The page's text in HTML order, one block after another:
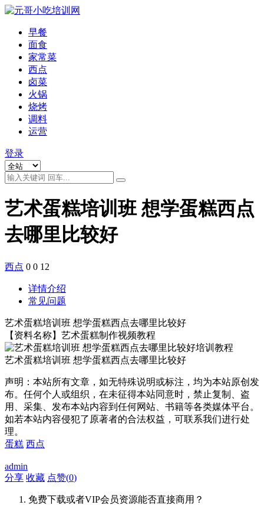
早餐
面食
家常菜
西点
卤菜
火锅
烧烤
调料
运营
登录
艺术蛋糕培训班 想学蛋糕西点
去哪里比较好
西点 0 0 12
详情介绍
常见问题
艺术蛋糕培训班 想学蛋糕西点去哪里比较好
【资料名称】艺术蛋糕制作视频教程
艺术蛋糕培训班 想学蛋糕西点去哪里比较好
声明：本站所有文章，如无特殊说明或标注，均为本站原创发
布。任何个人或组织，在未征得本站同意时，禁止复制、盗
用、采集、发布本站内容到任何网站、书籍等各类媒体平台。
如若本站内容侵犯了原著者的合法权益，可联系我们进行处
理。
蛋糕 西点
admin
分享 收藏 点赞(0)
免费下载或者VIP会员资源能否直接商用？